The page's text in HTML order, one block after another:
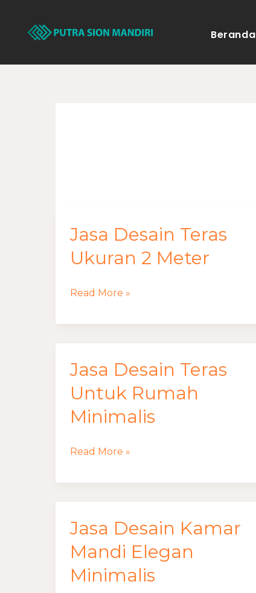
konten
Beranda
Jasa Desain Teras
Ukuran 2 Meter
Jasa
Desain
Teras
Read More »
Jasa Desain Teras
Untuk Rumah
Minimalis
Jasa
Teras
Untuk
Minimalis
Read More »
Jasa Desain Kamar
Mandi Elegan
Minimalis
Jasa
Kamar
Mandi